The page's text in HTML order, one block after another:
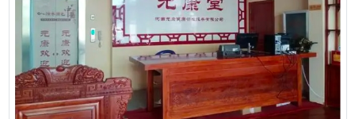
水，双轮发酵、分层蒸馏、量质摘酒、分坛窖储了洹河玉液酒。 在豫
北酿酒有限责任公司的地下酒窖，数千坛洹河玉液基酒在恒温、恒
湿、无光照的环境中陶坛储存，自然老熟。入坛的基酒经过时间洗
礼，酒中的微量成分相互作用，早已转化为香味更加细腻、丰满、温
润、醇厚的老酒。每坛洹河玉液老酒的盖子下面，六七十年代入坛当
日的报纸，不仅证明了每坛酒的出生日期，也记录着时代的印记。存